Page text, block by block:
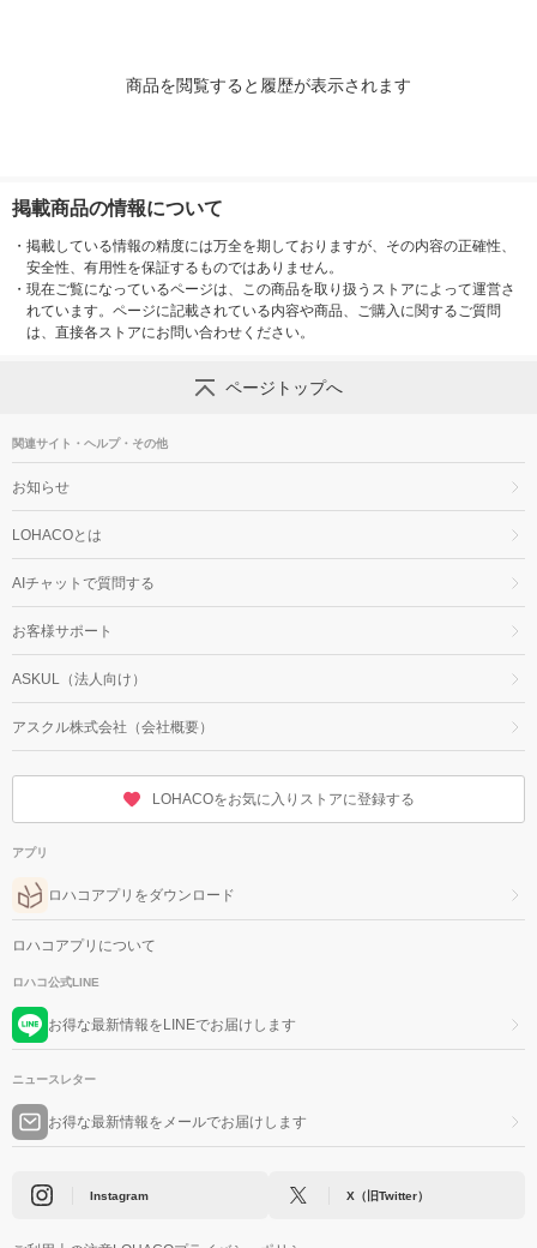
商品を閲覧すると履歴が表示されます
掲載商品の情報について
・ 掲載している情報の精度には万全を期しておりますが、その内容の正確性、
安全性、有用性を保証するものではありません。
・ 現在ご覧になっているページは、この商品を取り扱うストアによって運営さ
れています。ページに記載されている内容や商品、ご購入に関するご質問
は、直接各ストアにお問い合わせください。
ページトップへ
関連サイト・ヘルプ・その他
お知らせ
LOHACOとは
AIチャットで質問する
お客様サポート
ASKUL（法人向け）
アスクル株式会社（会社概要）
LOHACOをお気に入りストアに登録する
アプリ
ロハコアプリをダウンロード
ロハコアプリについて
ロハコ公式LINE
お得な最新情報をLINEでお届けします
ニュースレター
お得な最新情報をメールでお届けします
Instagram X（旧Twitter）